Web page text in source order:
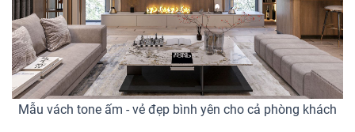
Mẫu vách tone ấm - vẻ đẹp bình yên cho cả phòng khách